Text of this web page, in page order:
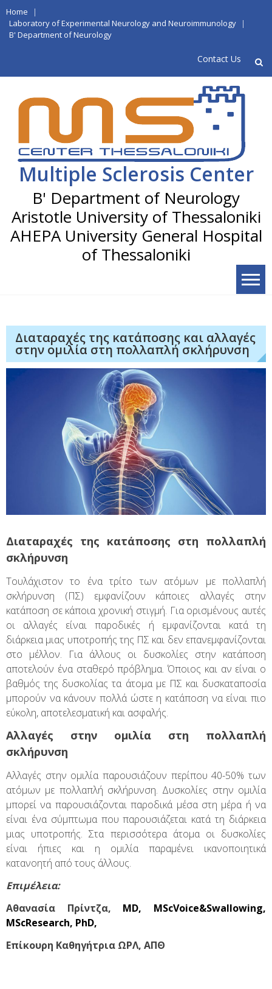
Skip
to
content
Home
|
Laboratory of Experimental Neurology and Neuroimmunology
|
B' Department of Neurology
Contact Us
Multiple Sclerosis Center
Aristotle University of Thessaloniki
Διαταραχές της κατάποσης και αλλαγές
στην ομιλία στη πολλαπλή σκλήρυνση
Διαταραχές της κατάποσης στη πολλαπλή
σκλήρυνση
Τουλάχιστον το ένα τρίτο των ατόμων με πολλαπλή
σκλήρυνση (ΠΣ) εμφανίζουν κάποιες αλλαγές στην
κατάποση σε κάποια χρονική στιγμή. Για ορισμένους αυτές
οι αλλαγές είναι παροδικές ή εμφανίζονται κατά τη
διάρκεια μιας υποτροπής της ΠΣ και δεν επανεμφανίζονται
στο μέλλον. Για άλλους οι δυσκολίες στην κατάποση
αποτελούν ένα σταθερό πρόβλημα. Όποιος και αν είναι ο
βαθμός της δυσκολίας τα άτομα με ΠΣ και δυσκαταποσία
μπορούν να κάνουν πολλά ώστε η κατάποση να είναι πιο
εύκολη, αποτελεσματική και ασφαλής.
Αλλαγές στην ομιλία στη πολλαπλή
σκλήρυνση
Αλλαγές στην ομιλία παρουσιάζουν περίπου 40-50% των
ατόμων με πολλαπλή σκλήρυνση. Δυσκολίες στην ομιλία
μπορεί να παρουσιάζονται παροδικά μέσα στη μέρα ή να
είναι ένα σύμπτωμα που παρουσιάζεται κατά τη διάρκεια
μιας υποτροπής. Στα περισσότερα άτομα οι δυσκολίες
είναι ήπιες και η ομιλία παραμένει ικανοποιητικά
κατανοητή από τους άλλους.
Επιμέλεια:
Αθανασία Πρίντζα, MD, MScVoice&Swallowing,
MScResearch, PhD,
Επίκουρη Καθηγήτρια ΩΡΛ, ΑΠΘ